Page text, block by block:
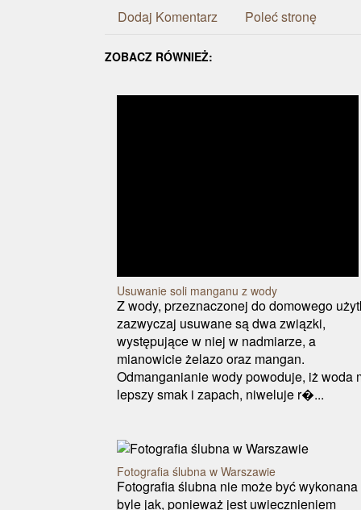
Dodaj Komentarz Poleć stronę
ZOBACZ RÓWNIEŻ:
Usuwanie soli manganu z wody
Z wody, przeznaczonej do domowego
zazwyczaj usuwane są dwa związki,
występujące w niej w nadmiarze, a
mianowicie żelazo oraz mangan.
Odmanganianie wody powoduje, iż woda
lepszy smak i zapach, niweluje r�...
Fotografia ślubna w Warszawie
Fotografia ślubna nie może być wykonana
byle jak, ponieważ jest uwiecznieniem